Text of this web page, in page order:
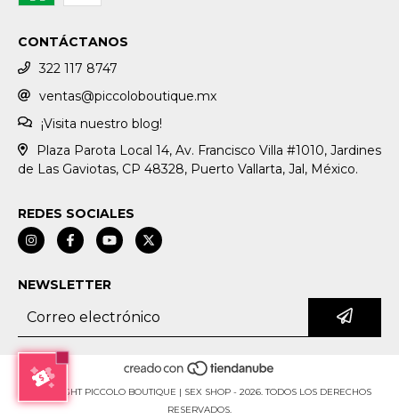
CONTÁCTANOS
322 117 8747
ventas@piccoloboutique.mx
¡Visita nuestro blog!
Plaza Parota Local 14, Av. Francisco Villa #1010, Jardines
de Las Gaviotas, CP 48328, Puerto Vallarta, Jal, México.
REDES SOCIALES
NEWSLETTER
COPYRIGHT PICCOLO BOUTIQUE | SEX SHOP - 2026. TODOS LOS DERECHOS
RESERVADOS.